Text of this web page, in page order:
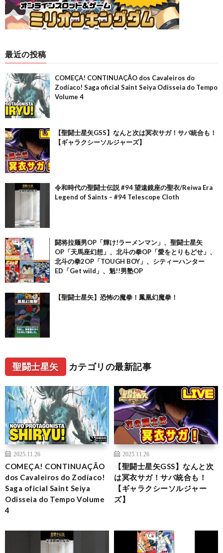
最近の投稿
COMEÇA! CONTINUAÇÃO dos Cavaleiros do
Zodíaco! Saga oficial Saint Seiya Odisseia do Tempo
Volume 4
【聖闘士星矢GSS】なんと次は冥衣サガ！サバ統合も！
【ギャラクシーソルジャーズ】
令和時代の聖闘士伝説 #94 望遠鏡座の聖衣/Reiwa Era
Legend of Saints – #94 Telescope Cloth
闘将拉麺男OP「輝け!ラーメンマン」、聖闘士星矢
OP「天馬座幻想」、北斗の拳OP「愛をとりもどせ」、
北斗の拳2OP「TOUGH BOY」、シティーハンター
ED「Get wild」、魁!!男塾OP
【聖闘士星矢】恐怖の魔拳！鳳凰幻魔拳！
聖闘士星矢 カテゴリの最新記事
2025.11.26
COMEÇA! CONTINUAÇÃO
dos Cavaleiros do Zodíaco!
Saga oficial Saint Seiya
Odisseia do Tempo Volume
4
2025.11.26
【聖闘士星矢GSS】なんと次
は冥衣サガ！サバ統合も！
【ギャラクシーソルジャー
ズ】